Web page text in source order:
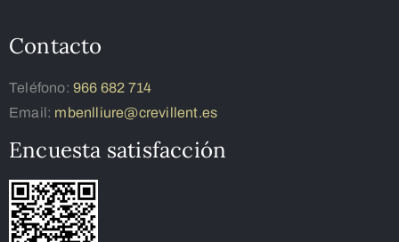
Contacto
Teléfono: 966 682 714
Email: mbenlliure@crevillent.es
Encuesta satisfacción